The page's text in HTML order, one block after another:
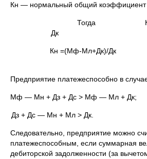
Кн — нормальный общий коэффициент
Тогда Кф =
Дк
Кн =(Мф-
Предприятие платежеспособно в
Мф — Мн + Дз + Дс > Мф — Мл + Дк;
Дз + Дс — Мн + Мл
Следовательно, предприятие можно
платежеспособным, если суммарная
дебиторской задолженности (за